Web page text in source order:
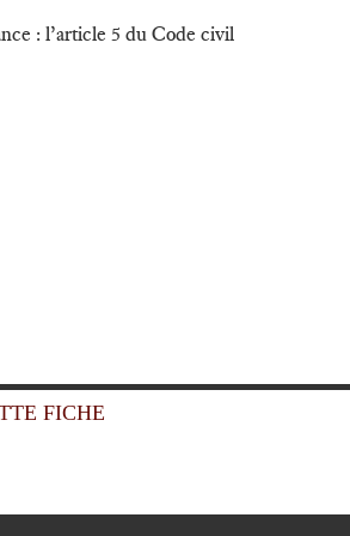
: l’article 5 du Code civil
FICHE